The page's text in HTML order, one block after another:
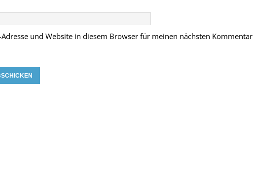
Adresse und Website in diesem Browser für meinen nächsten Kommentar